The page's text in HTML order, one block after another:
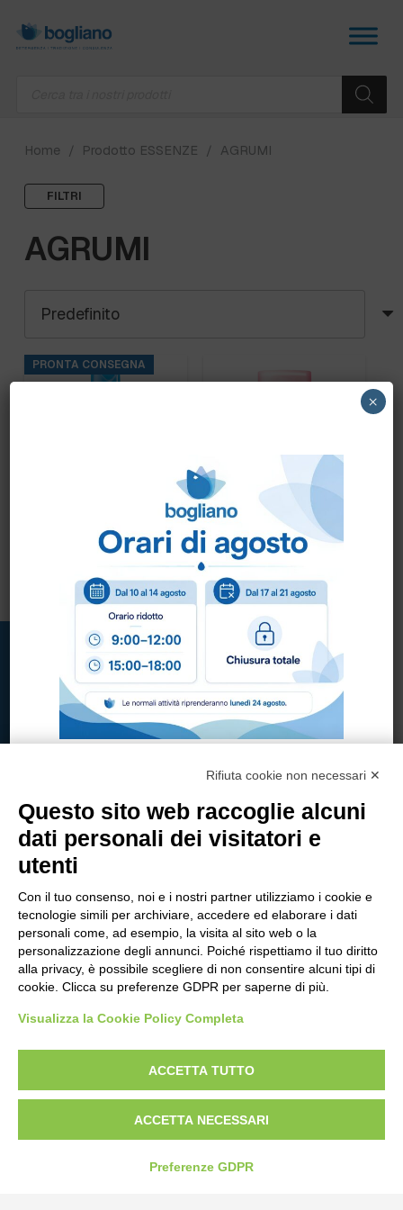
Home / Prodotto ESSENZE / AGRUMI
FILTRI
AGRUMI
PRONTA CONSEGNA
DEODORANTE PUSH &
FRESH 300ML.
DEODORANTE AMBI…
FRESH AIR COPYR
DEODORANTE X
DIFFUSORE 250ML.
Strada Statale 231 Alba-Bra
Borgo San Martino 44, 12060 Pocapaglia CN
Tel:0172-478161
Fax: 0172-487399
info@bogliano.it
Privacy Policy
Modifica preferenze cookie
credits
×
Rifiuta cookie non necessari ✕
Questo sito web raccoglie alcuni
dati personali dei visitatori e
utenti
Con il tuo consenso, noi e i nostri partner utilizziamo i cookie e
tecnologie simili per archiviare, accedere ed elaborare i dati
personali come, ad esempio, la visita al sito web o la
personalizzazione degli annunci. Poiché rispettiamo il tuo diritto
alla privacy, è possibile scegliere di non consentire alcuni tipi di
cookie. Clicca su preferenze GDPR per saperne di più.
Visualizza la Cookie Policy Completa
ACCETTA TUTTO
ACCETTA NECESSARI
Preferenze GDPR